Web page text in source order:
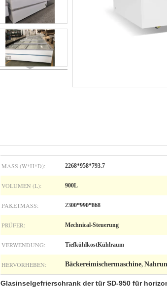
MASS (W*H*D): 2268*958*793.7
VOLUMEN (L): 900L
PAKETMASS: 2300*990*868
PRÜFER: Mechnical-Steuerung
VERWENDUNG: TiefkühlkostKühlraum
HERVORHEBEN: Bäckereimischermaschine,
Glasinselgefrierschrank der tür SD-950 für